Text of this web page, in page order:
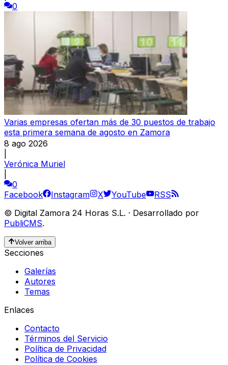
0
Varias empresas ofertan más de 30 puestos de trabajo
esta primera semana de agosto en Zamora
8 ago 2026
Verónica Muriel
0
Facebook
Instagram X YouTube
RSS
© Digital Zamora 24 Horas S.L. · Desarrollado por
PubliCMS.
Volver arriba
Secciones
Galerías
Autores
Temas
Enlaces
Contacto
Términos del Servicio
Política de Privacidad
Política de Cookies